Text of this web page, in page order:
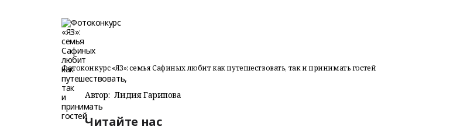
Фотоконкурс «ЯЗ»: семья Сафиных любит как путешествовать, так и принимать гостей
Автор: Лидия Гарипова
Читайте нас